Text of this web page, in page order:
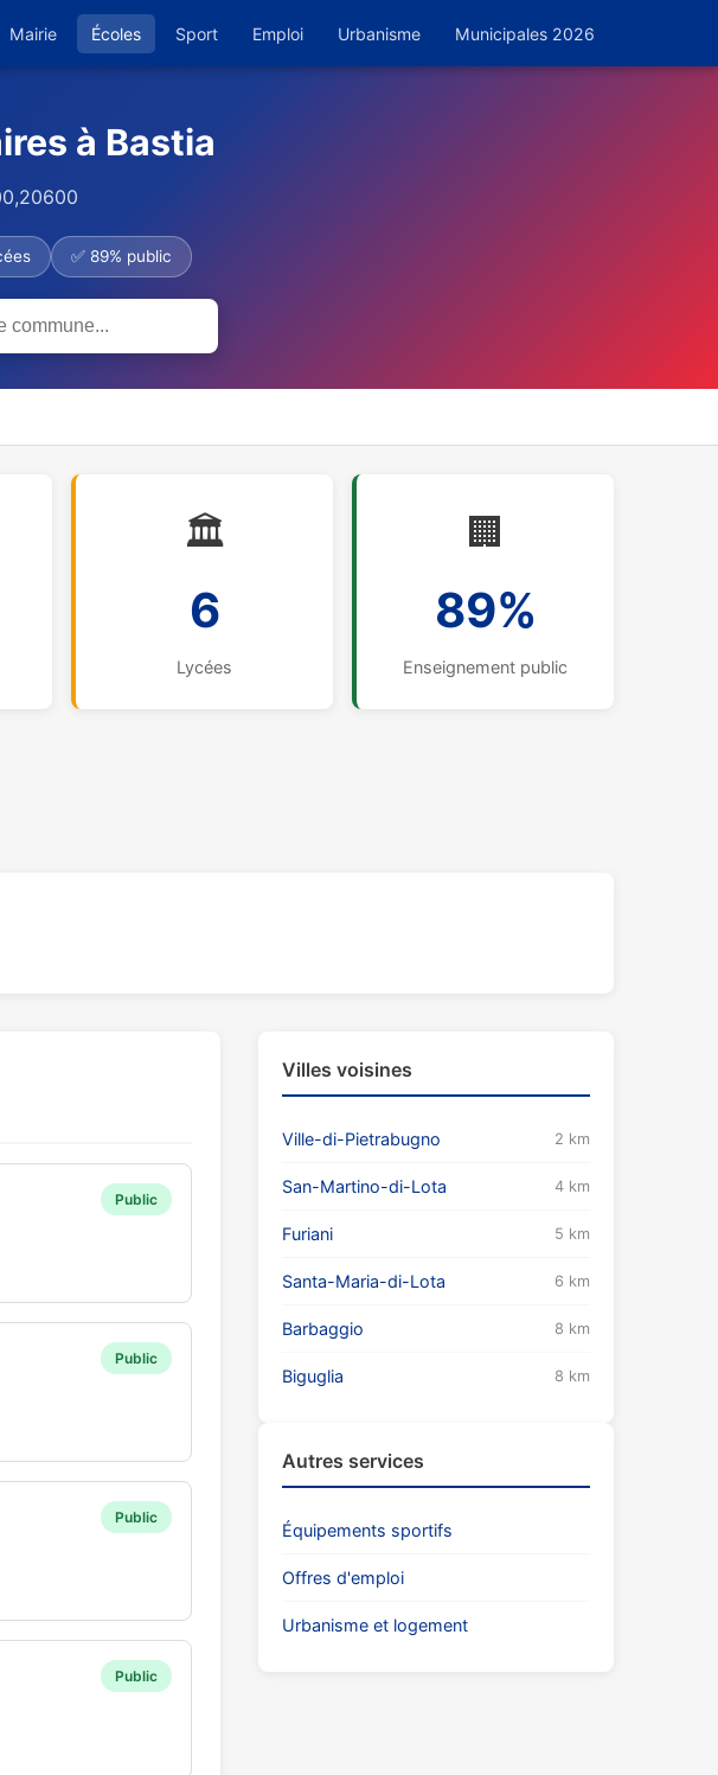
Mairie Écoles Sport Emploi Urbanisme Municipales 2026
à Bastia
✅ 89% public
🏛️
6
Lycées
🏢
89%
Enseignement public
Public
Public
Public
Public
Villes voisines
Ville-di-Pietrabugno 2 km
San-Martino-di-Lota 4 km
Furiani 5 km
Santa-Maria-di-Lota 6 km
Barbaggio 8 km
Biguglia 8 km
Autres services
Équipements sportifs
Offres d'emploi
Urbanisme et logement